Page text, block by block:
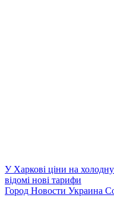
У Харкові ціни на
відомі нові тарифи
Город Новости Украина